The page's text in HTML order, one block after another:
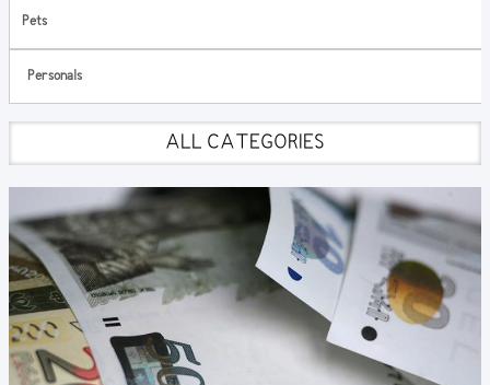
Pets
Personals
ALL CATEGORIES